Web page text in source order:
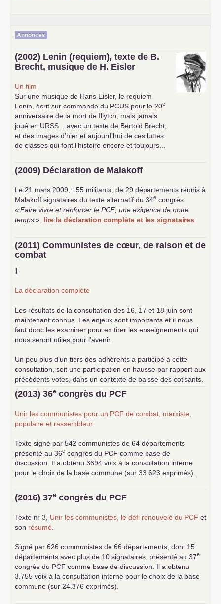
Annonces
(2002) Lenin (requiem), texte de B.
Brecht, musique de H. Eisler
Un film
Sur une musique de Hans Eisler, le requiem
Lenin, écrit sur commande du PCUS pour le 20e
anniversaire de la mort de Illytch, mais jamais
joué en URSS ... avec un texte de Bertold Brecht,
et des images d’hier et aujourd’hui de ces luttes
de classes qui font l’histoire encore et toujours...
(2009) Déclaration de Malakoff
Le 21 mars 2009, 155 militants, de 29 départements réunis à
Malakoff signataires du texte alternatif du 34e congrès
«Faire vivre et renforcer le PCF , une exigence de notre
temps» lire la déclaration complète et les signataires
(2011) Communistes de cœur, de raison et de
combat
!
La déclaration complète
Les résultats de la consultation des 16, 17 et 18 juin sont
maintenant connus. Les enjeux sont importants et il nous
faut donc les examiner pour en tirer les enseignements qui
nous seront utiles pour l’avenir.
Un peu plus d’un tiers des adhérents a participé à cette
consultation, soit une participation en hausse par rapport aux
précédents votes, dans un contexte de baisse des cotisants.
... lire la suite
(2013) 36e congrès du PCF
Unir les communistes pour un PCF de combat, marxiste,
populaire et rassembleur
Texte signé par 542 communistes de 64 départements
présenté au 36e congrès du PCF comme base de
discussion. Il a obtenu 3694 voix à la consultation interne
pour le choix de la base commune (sur 33 623 exprimés) .
(2016) 37e congrès du PCF
Texte nr 3, Unir les communistes, le défi renouvelé du PCF et
son résumé
Signé par 626 communistes de 66 départements, dont 15
départements avec plus de 10 signataires, présenté au 37e
congrès du PCF comme base de discussion. Il a obtenu
3.755 voix à la consultation interne pour le choix de la base
commune (sur 24.376 exprimés).